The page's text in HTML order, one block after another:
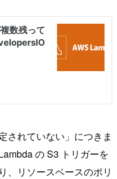
されていない」につきま
の S3 トリガーを
、リソースベースのポリ